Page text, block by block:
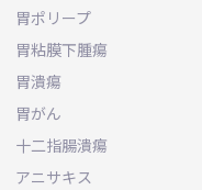
胃ポリープ
胃粘膜下腫瘍
胃潰瘍
胃がん
十二指腸潰瘍
アニサキス